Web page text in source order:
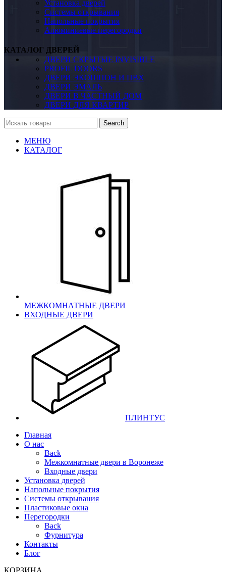
Установка дверей
Системы открывания
Напольные покрытия
Алюминиевые перегородки
КАТАЛОГ ДВЕРЕЙ
ДВЕРИ СКРЫТЫЕ INVISIBLE
PROFIL DOORS
ДВЕРИ ЭКОШПОН И ПВХ
ДВЕРИ ЭМАЛЬ
ДВЕРИ В ЧАСТНЫЙ ДОМ
ДВЕРИ ДЛЯ КВАРТИР
Search
МЕНЮ
КАТАЛОГ
МЕЖКОМНАТНЫЕ ДВЕРИ
ВХОДНЫЕ ДВЕРИ
ПЛИНТУС
Главная
О нас
Back
Межкомнатные двери в Воронеже
Входные двери
Установка дверей
Напольные покрытия
Системы открывания
Пластиковые окна
Перегородки
Back
Фурнитура
Контакты
Блог